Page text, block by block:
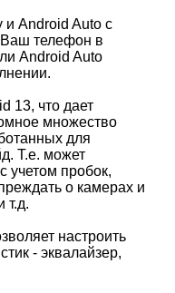
и Android Auto с
телефон в
Android Auto
13, что дает
множество
для
Т.е. может
учетом пробок,
о камерах и
т.д.
настроить
- эквалайзер,